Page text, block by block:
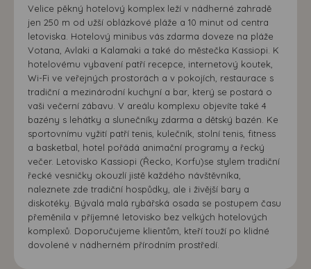
Velice pěkný hotelový komplex leží v nádherné zahradě
jen 250 m od užší oblázkové pláže a 10 minut od centra
letoviska. Hotelový minibus vás zdarma doveze na pláže
Votana, Avlaki a Kalamaki a také do městečka Kassiopi. K
hotelovému vybavení patří recepce, internetový koutek,
Wi-Fi ve veřejných prostorách a v pokojích, restaurace s
tradiční a mezinárodní kuchyní a bar, který se postará o
vaši večerní zábavu. V areálu komplexu objevíte také 4
bazény s lehátky a slunečníky zdarma a dětský bazén. Ke
sportovnímu vyžití patří tenis, kulečník, stolní tenis, fitness
a basketbal, hotel pořádá animační programy a řecký
večer. Letovisko Kassiopi (Řecko, Korfu)se stylem tradiční
řecké vesničky okouzlí jistě každého návštěvníka,
naleznete zde tradiční hospůdky, ale i živější bary a
diskotéky. Bývalá malá rybářská osada se postupem času
přeměnila v příjemné letovisko bez velkých hotelových
komplexů. Doporučujeme klientům, kteří touží po klidné
dovolené v nádherném přírodním prostředí.